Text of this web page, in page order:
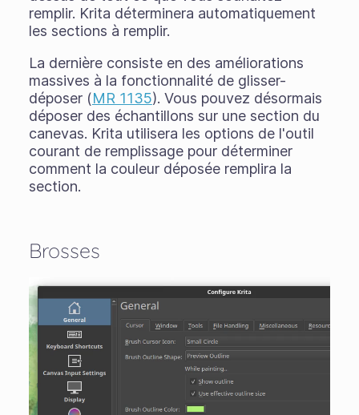
remplir. Krita déterminera automatiquement
les sections à remplir.
La dernière consiste en des améliorations
massives à la fonctionnalité de glisser-
déposer (MR 1135). Vous pouvez désormais
déposer des échantillons sur une section du
canevas. Krita utilisera les options de l'outil
courant de remplissage pour déterminer
comment la couleur déposée remplira la
section.
Brosses